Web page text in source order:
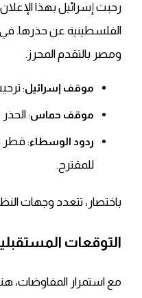
رحبت إسرائيل بهذا
الفلسطينية عن حذرها.
ومصر بالتقدم المحرز.
موقف إسرائيل:
موقف حماس:
ردود الوسطاء: قطر
للمقترح.
باختصار ، تتعدد وجهات
التوقعات
مع استمرار المفاوضات،